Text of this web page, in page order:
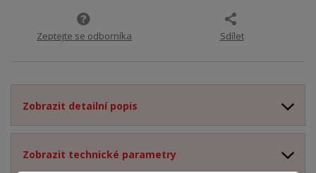
Zeptejte se odborníka Sdílet
Zobrazit detailní popis
Zobrazit technické parametry